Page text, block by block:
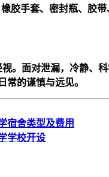
胶手套、密封瓶、胶
视。面对泄漏，冷静、
常的谨慎与远见。
宿舍类型及费用
学校开设